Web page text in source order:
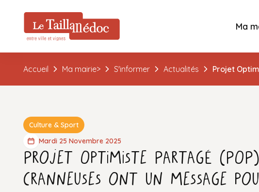
Ma
Accueil Ma mairie> S'informer Actualités Projet
Culture & Sport
Mardi 25 Novembre 2025
Projet Optimiste Partagé
Cranneuses ont un message